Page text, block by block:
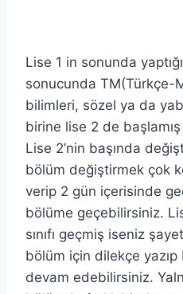
Lise 1 in sonunda
sonucunda TM(Türkçe-
bilimleri, sözel ya da
birine lise 2 de
Lise 2’nin başında
bölüm değiştirmek çok
verip 2 gün içerisinde
bölüme geçebilirsiniz.
sınıfı geçmiş iseniz
bölüm için dilekçe
devam edebilirsiniz.